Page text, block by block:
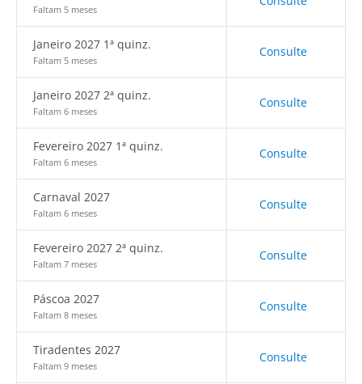
Faltam 5 meses
Janeiro 2027 1ª quinz.
Faltam 5 meses
Consulte
Janeiro 2027 2ª quinz.
Faltam 6 meses
Consulte
Fevereiro 2027 1ª quinz.
Faltam 6 meses
Consulte
Carnaval 2027
Faltam 6 meses
Consulte
Fevereiro 2027 2ª quinz.
Faltam 7 meses
Consulte
Páscoa 2027
Faltam 8 meses
Consulte
Tiradentes 2027
Faltam 9 meses
Consulte